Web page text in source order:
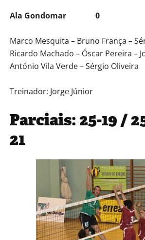
Ala Gondomar 0
Marco Mesquita – Bruno França –
Ricardo Machado – Óscar Pereira –
António Vila Verde – Sérgio Oliveira
Treinador: Jorge Júnior
Parciais: 25-19 /
21